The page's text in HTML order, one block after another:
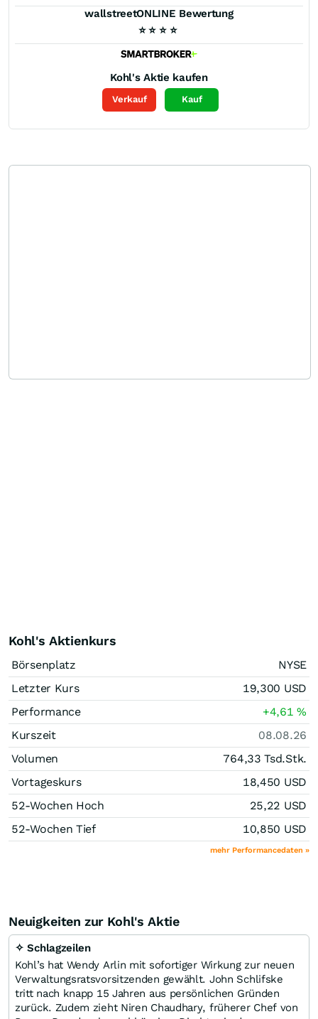
wallstreetONLINE Bewertung
⭐ ⭐ ⭐ ⭐
Kohl's Aktie kaufen
Verkauf Kauf
Kohl's Aktienkurs
Börsenplatz
NYSE
Letzter Kurs
19,300 USD
Performance
+4,61%
Kurszeit
08.08.26
Volumen
764,33 Tsd.Stk.
Vortageskurs
18,450 USD
52-Wochen Hoch
25,22 USD
52-Wochen Tief
10,850 USD
mehr Performancedaten »
Neuigkeiten zur Kohl's Aktie
✧ Schlagzeilen
Kohl’s hat Wendy Arlin mit sofortiger Wirkung zur neuen
Verwaltungsratsvorsitzenden gewählt. John Schlifske
tritt nach knapp 15 Jahren aus persönlichen Gründen
zurück. Zudem zieht Niren Chaudhary, früherer Chef von